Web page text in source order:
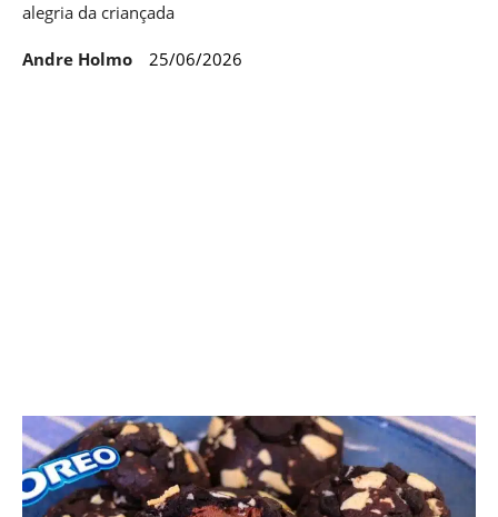
alegria da criançada
Andre Holmo 25/06/2026